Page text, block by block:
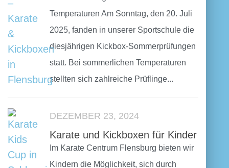
Temperaturen Am Sonntag, den 20. Juli
2025, fanden in unserer Sportschule die
diesjährigen Kickbox-Sommerprüfungen
statt. Bei sommerlichen Temperaturen
stellten sich zahlreiche Prüflinge...
DEZEMBER 23, 2024
Karate und Kickboxen für Kinder
Im Karate Centrum Flensburg bieten wir
Kindern die Möglichkeit, sich durch